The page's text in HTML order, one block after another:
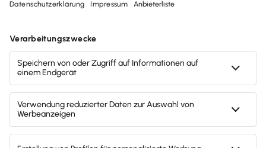
Jetzt durchstarten mit
TAXMAN!
Keine lästigen Steuerformulare, kein
umständliches Behördendeutsch